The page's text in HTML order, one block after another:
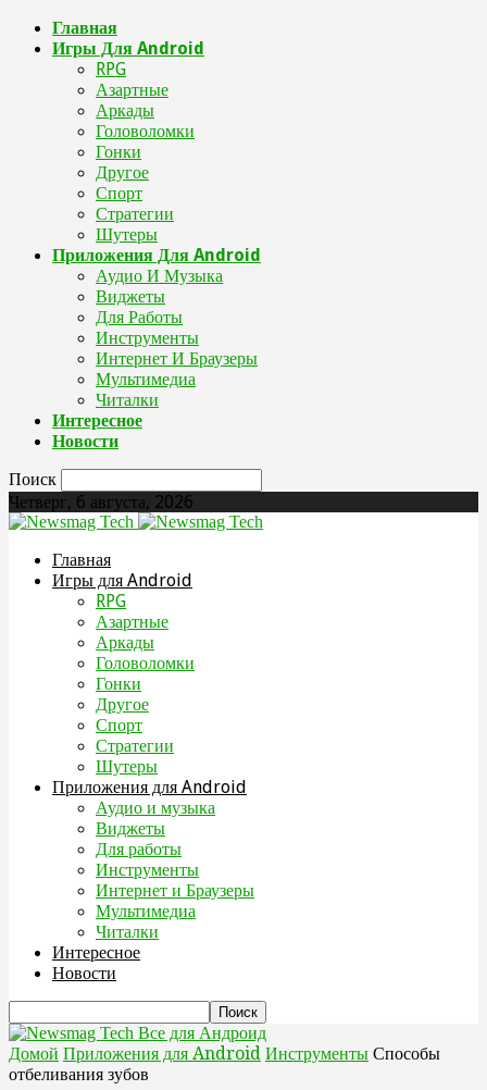
Главная
Игры Для Android
RPG
Азартные
Аркады
Головоломки
Гонки
Другое
Спорт
Стратегии
Шутеры
Приложения Для Android
Аудио И Музыка
Виджеты
Для Работы
Инструменты
Интернет И Браузеры
Мультимедиа
Читалки
Интересное
Новости
Поиск
Четверг, 6 августа, 2026
Главная
Игры для Android
RPG
Азартные
Аркады
Головоломки
Гонки
Другое
Спорт
Стратегии
Шутеры
Приложения для Android
Аудио и музыка
Виджеты
Для работы
Инструменты
Интернет и Браузеры
Мультимедиа
Читалки
Интересное
Новости
Все для Андроид
Домой Приложения для Android Инструменты Способы
отбеливания зубов